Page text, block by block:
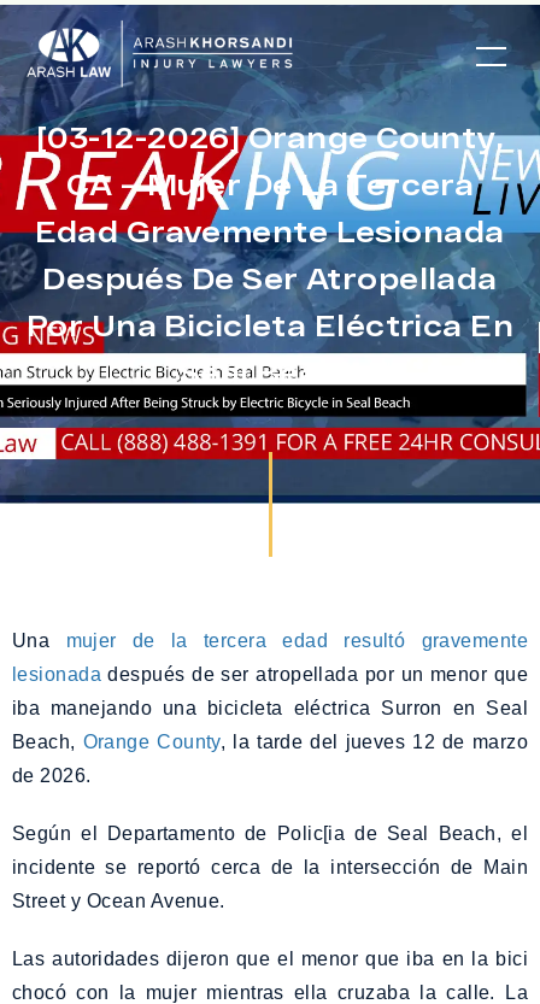
[03-12-2026] Orange County,
CA – Mujer De La Tercera
Edad Gravemente Lesionada
Después De Ser Atropellada
Por Una Bicicleta Eléctrica En
Seal Beach
Una mujer de la tercera edad resultó gravemente
lesionada después de ser atropellada por un menor que
iba manejando una bicicleta eléctrica Surron en Seal
Beach, Orange County, la tarde del jueves 12 de marzo
de 2026.
Según el Departamento de Polic[ia de Seal Beach, el
incidente se reportó cerca de la intersección de Main
Street y Ocean Avenue.
Las autoridades dijeron que el menor que iba en la bici
chocó con la mujer mientras ella cruzaba la calle. La